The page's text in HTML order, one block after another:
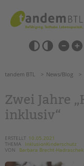
springen
Barrierefrei-
Einstellungen
überspringen
überspringen
SCHULE & GANZTAG
Oberschulen
Förderzentren
tandem BTL News/Blog
Zwei Jahre
inklusiv“
ERSTELLT 10.05.2021
THEMA
InklusionKinderschutz
VON
Barbara Brecht-Hadraschek